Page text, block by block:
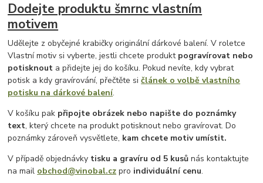
Dodejte produktu šmrnc vlastním
motivem
Udělejte z obyčejné krabičky originální dárkové balení. V roletce
Vlastní motiv si vyberte, jestli chcete produkt pogravírovat nebo
potisknout a přidejte jej do košíku. Pokud nevíte, kdy vybrat
potisk a kdy gravírování, přečtěte sičlánek o volbě vlastního
potisku na dárkové balení.
V košíku pak připojte obrázek nebo napište do poznámky
text, který chcete na produkt potisknout nebo gravírovat. Do
poznámky zároveň vysvětlete, kam chcete motiv umístit.
V případě objednávky tisku a gravíru od 5 kusů nás kontaktujte
na mail obchod@vinobal.cz pro individuální cenu.